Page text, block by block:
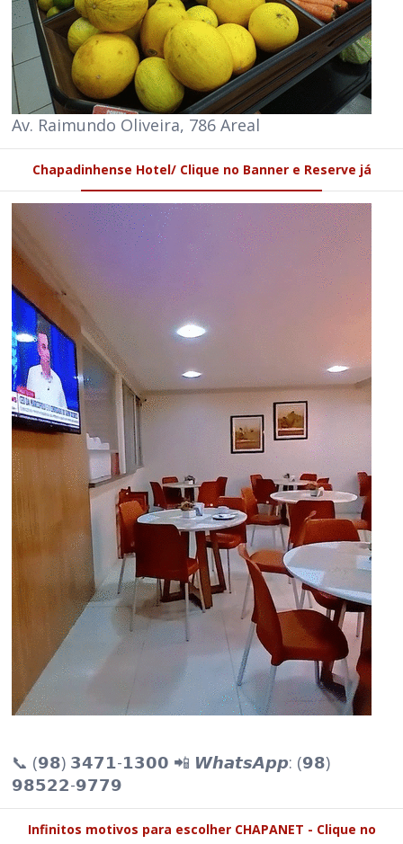
Av. Raimundo Oliveira, 786 Areal
Chapadinhense Hotel/ Clique no Banner e Reserve já
📞 (𝟵𝟴) 𝟯𝟰𝟳𝟭-𝟭𝟯𝟬𝟬 📲 𝙒𝙝𝙖𝙩𝙨𝘼𝙥𝙥: (𝟵𝟴)
𝟵𝟴𝟱𝟮𝟮-𝟵𝟳𝟳𝟵
Infinitos motivos para escolher CHAPANET - Clique no